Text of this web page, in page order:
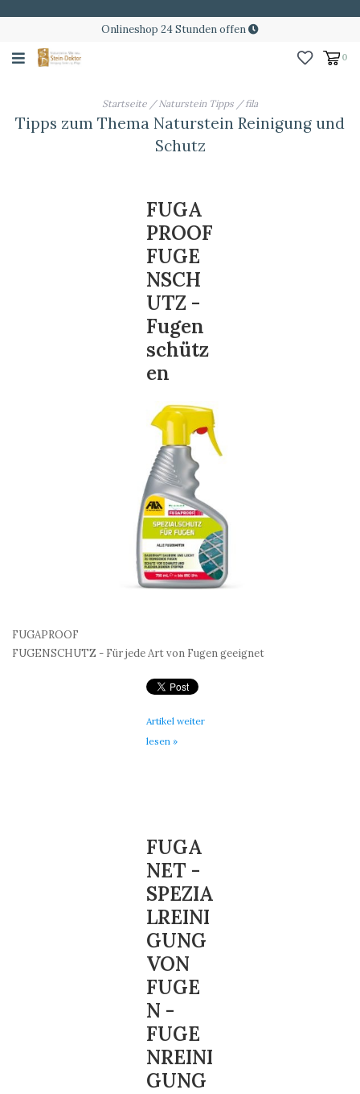
Onlineshop 24 Stunden offen
0
Startseite /Naturstein Tipps /fila
Tipps zum Thema Naturstein Reinigung und
Schutz
FUGA
PROOF
FUGE
NSCH
UTZ -
Fugen
schütz
en
FUGAPROOF
FUGENSCHUTZ - Für jede Art von Fugen geeignet
Artikel weiter
lesen »
FUGA
NET -
SPEZIA
LREINI
GUNG
VON
FUGE
N -
FUGE
NREINI
GUNG